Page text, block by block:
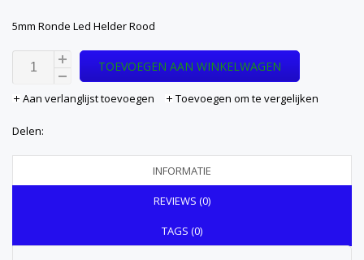
5mm Ronde Led Helder Rood
TOEVOEGEN AAN WINKELWAGEN
Aan verlanglijst toevoegen Toevoegen om te vergelijken
Delen:
INFORMATIE
REVIEWS (0)
TAGS (0)